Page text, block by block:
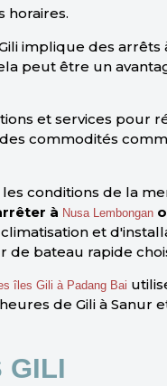
horaires.
implique des arrêts
peut être un
et services pour
commodités
conditions de la
à Nusa Lembongan
et
bateau rapide
îles Gili à Padang Bai
de Gili à Sanur
GILI